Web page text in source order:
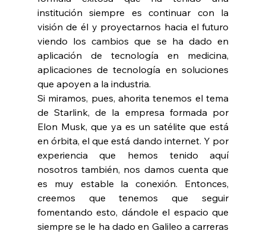
institución siempre es continuar con la
visión de él y proyectarnos hacia el futuro
viendo los cambios que se ha dado en
aplicación de tecnología en medicina,
aplicaciones de tecnología en soluciones
que apoyen a la industria.
Si miramos, pues, ahorita tenemos el tema
de Starlink, de la empresa formada por
Elon Musk, que ya es un satélite que está
en órbita, el que está dando internet. Y por
experiencia que hemos tenido aquí
nosotros también, nos damos cuenta que
es muy estable la conexión. Entonces,
creemos que tenemos que seguir
fomentando esto, dándole el espacio que
siempre se le ha dado en Galileo a carreras